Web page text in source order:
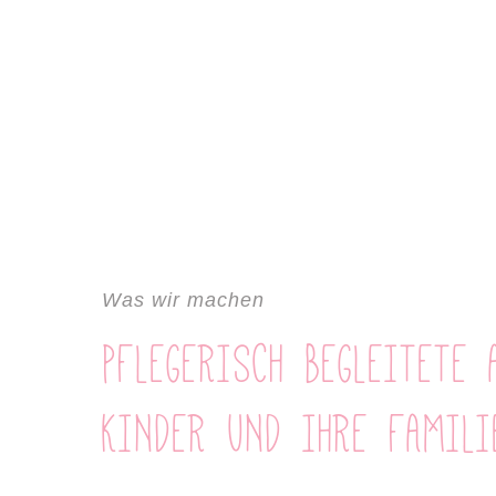
Was wir machen
PFLEGERISCH BEGLEITETE AUFENTHALTE FÜR CHRONISCH KRANKE UND BEHINDERTE
KINDER UND IHRE